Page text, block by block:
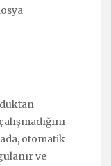
otomatik
ve